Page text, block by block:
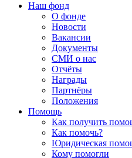
Наш фонд
О фонде
Новости
Вакансии
Документы
СМИ о нас
Отчёты
Награды
Партнёры
Положения
Помощь
Как получить
Как помочь?
Юридическая
Кому помогли